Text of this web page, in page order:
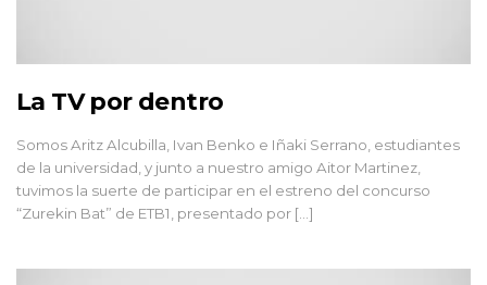
La TV por dentro
Somos Aritz Alcubilla, Ivan Benko e Iñaki Serrano, estudiantes
de la universidad, y junto a nuestro amigo Aitor Martinez,
tuvimos la suerte de participar en el estreno del concurso
“Zurekin Bat” de ETB1, presentado por [...]